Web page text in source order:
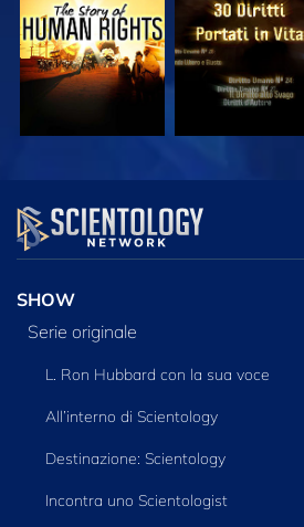
GUARDA
SHOW
Serie originale
L. Ron Hubbard con la sua voce
All’interno di Scientology
Destinazione: Scientology
Incontra uno Scientologist